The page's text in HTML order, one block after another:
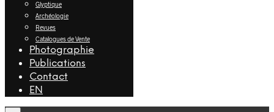
Glyptique
Archéologie
Revues
Catalogues de Vente
Photographie
Publications
Contact
EN